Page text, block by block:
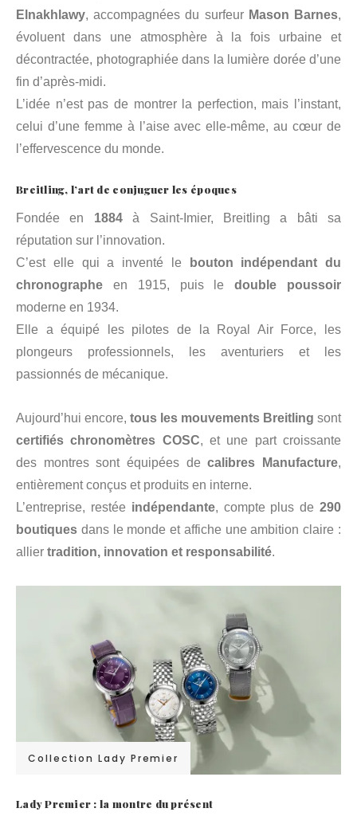
Elnakhlawy, accompagnées du surfeur Mason Barnes,
évoluent dans une atmosphère à la fois urbaine et
décontractée, photographiée dans la lumière dorée d’une
fin d’après-midi.
L’idée n’est pas de montrer la perfection, mais l’instant,
celui d’une femme à l’aise avec elle-même, au cœur de
l’effervescence du monde.
Breitling, l’art de conjuguer les époques
Fondée en 1884à Saint-Imier, Breitling a bâti sa
réputation sur l’innovation.
C’est elle qui a inventé le
bouton indépendant du
chronographe en 1915, puis ledouble poussoir
moderne en 1934.
Elle a équipé les pilotes de la Royal Air Force, les
plongeurs professionnels, les aventuriers et les
passionnés de mécanique.
Aujourd’hui encore, tous les mouvements Breitling sont
certifiés chronomètres COSC, et une part croissante
des montres sont équipées decalibres Manufacture,
entièrement conçus et produits en interne.
L’entreprise, restée indépendante, compte plus de290
boutiques dans le monde et affiche une ambition claire :
allier tradition, innovation et responsabilité.
Collection Lady Premier
Lady Premier : la montre du présent